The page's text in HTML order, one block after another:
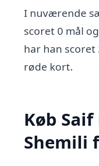
I nuværende
scoret 0 mål
har han scoret
røde kort.
Køb
Shemili